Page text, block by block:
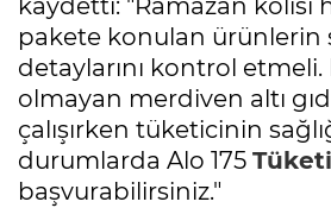
kaydetti: "Ramazan kolisi
pakete konulan
detaylarını kontrol
olmayan merdiven altı
çalışırken tüketicinin
durumlarda Alo 175
başvurabilirsiniz."